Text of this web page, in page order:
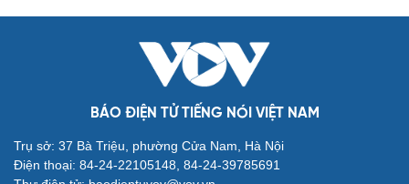
gặp Singapore ở bán kết
Kết quả bóng đá Việt Nam hôm nay 8/8: Phong Phú Hà
Nam vô địch
ĐT Việt Nam tập hồi phục chuẩn bị cho bán kết ASEAN
Cup 2026